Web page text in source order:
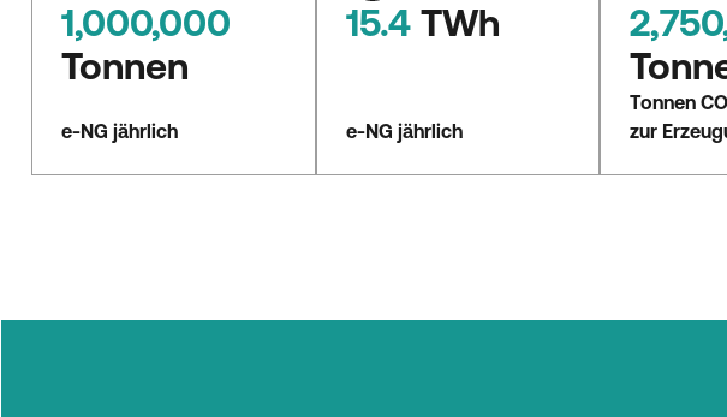
1,000,000
Tonnen
e-NG jährlich
15.4 TWh
e-NG jährlich
Tonnen
zur